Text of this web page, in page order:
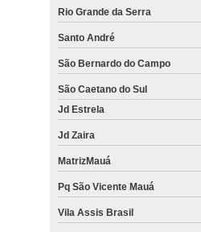
Rio Grande da Serra
Santo André
São Bernardo do Campo
São Caetano do Sul
Jd Estrela
Jd Zaira
MatrizMauá
Pq São Vicente Mauá
Vila Assis Brasil